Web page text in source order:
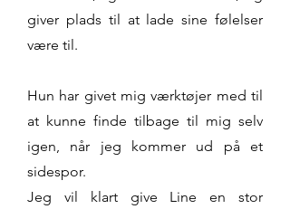
giver plads til at lade sine følelser
være til.
Hun har givet mig værktøjer med til
at kunne finde tilbage til mig selv
igen, når jeg kommer ud på et
sidespor.
Jeg vil klart give Line en stor